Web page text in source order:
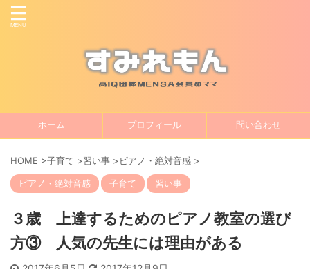
ホーム プロフィール 問い合わせ
HOME >子育て >習い事 >ピアノ・絶対音感 >
ピアノ・絶対音感 子育て 習い事
３歳 上達するためのピアノ教室の選び
方③ 人気の先生には理由がある